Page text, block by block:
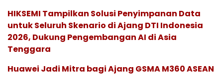
HIKSEMI Tampilkan Solusi Penyimpanan Data
untuk Seluruh Skenario di Ajang DTI Indonesia
2026, Dukung Pengembangan AI di Asia
Tenggara
Huawei Jadi Mitra bagi Ajang GSMA M360 ASEAN